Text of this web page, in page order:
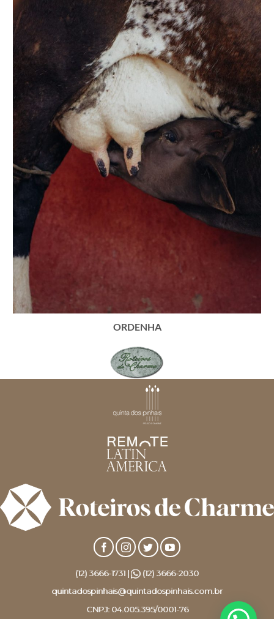
ORDENHA
(12) 3666-1731 |
(12) 3666-2030
quintadospinhais@quintadospinhais.com.br
CNPJ: 04.005.395/0001-76